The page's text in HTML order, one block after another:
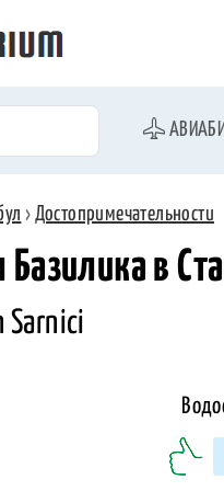
› Достопримечательности
Базилика в
Sarnici